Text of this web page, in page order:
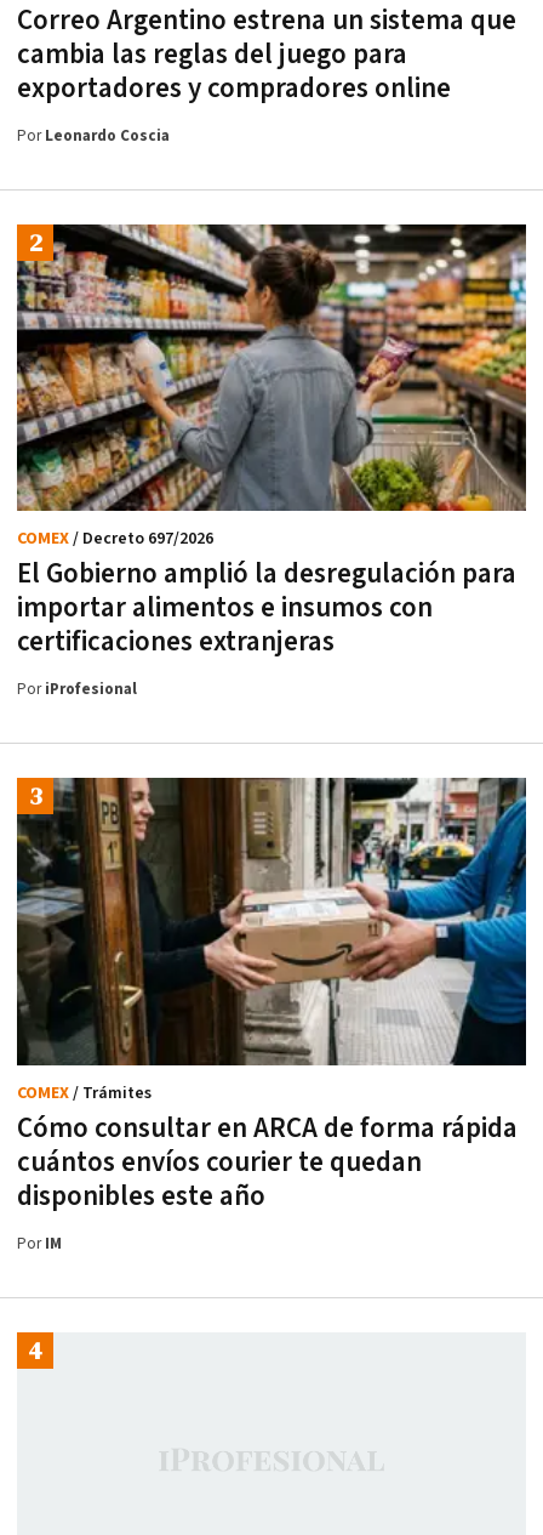
Correo Argentino estrena un sistema que
cambia las reglas del juego para
exportadores y compradores online
PorLeonardo Coscia
El Gobierno amplió la desregulación para
importar alimentos e insumos con
certificaciones extranjeras
COMEX/ Decreto 697/2026
PoriProfesional
Cómo consultar en ARCA de forma rápida
cuántos envíos courier te quedan
disponibles este año
COMEX/ Trámites
PorIM